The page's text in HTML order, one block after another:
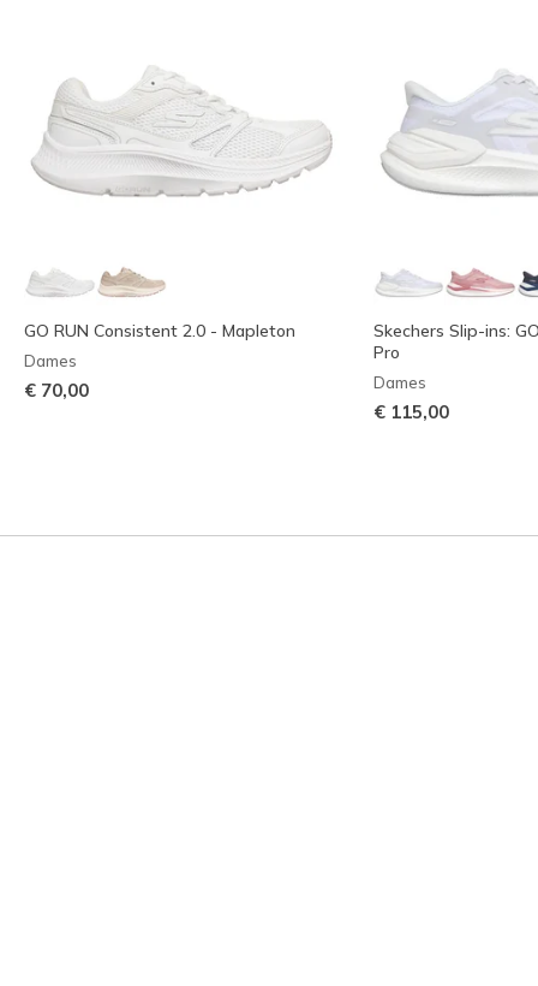
GO RUN Consistent 2.0 - Mapleton
Dames
€ 70,00
Skechers Slip-ins:
Pro
Dames
€ 115,00